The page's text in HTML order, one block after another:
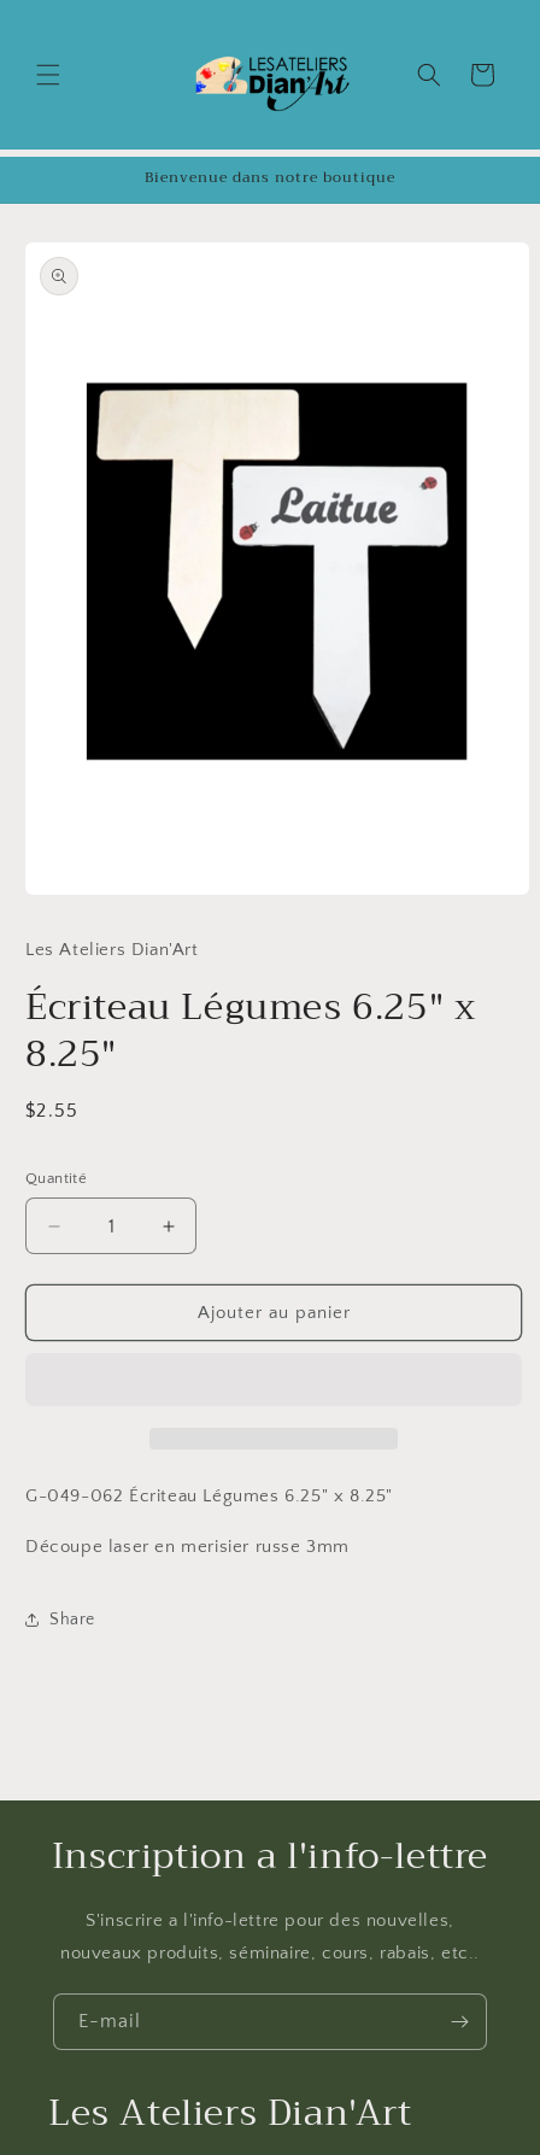
contenu
Panier
Bienvenue dans notre boutique
informations
produits
média
1
une
fenêtre
Les Ateliers Dian'Art
Écriteau Légumes 6.25" x
8.25"
Prix
$2.55
Quantité
Réduire
la
quantité
Écriteau
Augmenter
la
quantité
Écriteau
Ajouter au panier
G-049-062 Écriteau Légumes 6.25" x 8.25"
Découpe laser en merisier russe 3mm
Share
Inscription a l'info-lettre
S'inscrire a l'info-lettre pour des nouvelles,
nouveaux produits, séminaire, cours, rabais, etc..
E-mail
Les Ateliers Dian'Art